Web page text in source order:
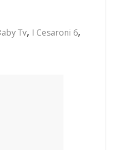
Tv, I Cesaroni 6,